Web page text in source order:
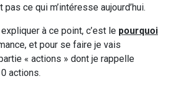
pas ce qui m’intéresse aujourd’hui.
à ce point, c’est le pourquoi
et pour se faire je vais
« actions » dont je rappelle
actions.